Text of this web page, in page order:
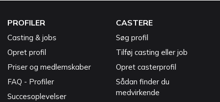
PROFILER
Casting & jobs
Opret profil
Priser og medlemskaber
FAQ - Profiler
Succesoplevelser
CASTERE
Søg profil
Tilføj casting eller job
Opret casterprofil
Sådan finder du
medvirkende